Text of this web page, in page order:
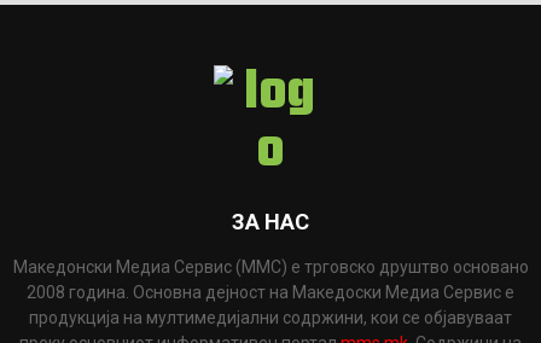
ЗА НАС
Македонски Медиа Сервис (ММС) е трговско друштво основано
2008 година. Основна дејност на Македоски Медиа Сервис е
продукција на мултимедијални содржини, кои се објавуваат